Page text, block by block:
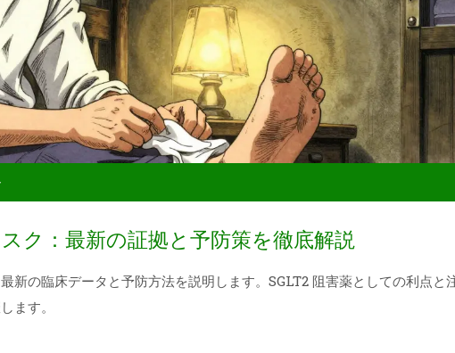
ク：最新の証拠と予防策を徹底解説
新の臨床データと予防方法を説明します。SGLT2 阻害薬としての利点と
ます。